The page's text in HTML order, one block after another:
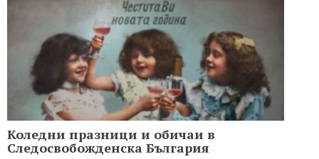
Коледни празници и обичаи в
Следосвобожденска България